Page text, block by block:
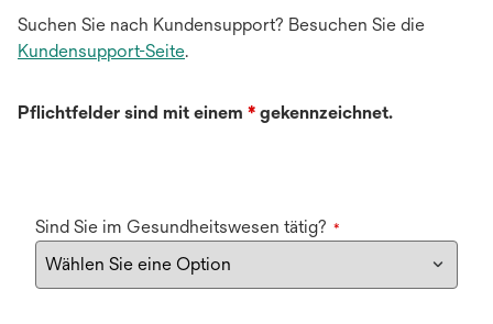
Suchen Sie nach Kundensupport? Besuchen Sie die
Kundensupport-Seite.
Pflichtfelder sind mit einem * gekennzeichnet.
Sind Sie im Gesundheitswesen tätig? *